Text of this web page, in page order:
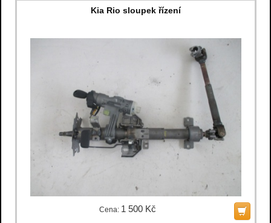
Kia Rio sloupek řízení
Cena: 1 500 Kč